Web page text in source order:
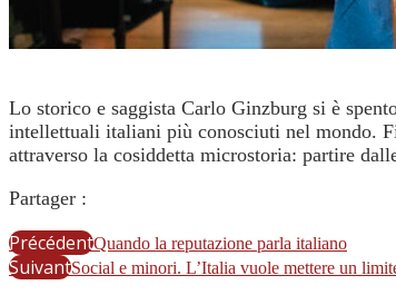
Lo storico e saggista Carlo Ginzburg si è
intellettuali italiani più conosciuti nel mondo.
attraverso la cosiddetta microstoria: partire
Partager :
PrécédentQuando la reputazione parla italiano
SuivantSocial e minori. L’Italia vuole mettere un